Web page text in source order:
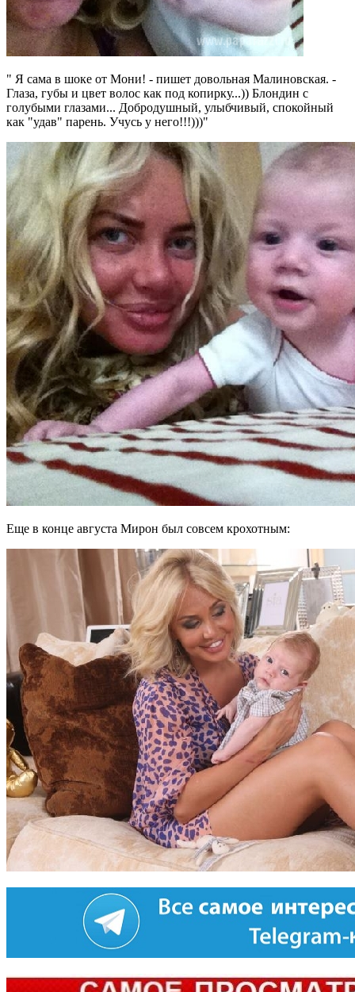
" Я сама в шоке от Мони! - пишет довольная Малиновская. -
Глаза, губы и цвет волос как под копирку...)) Блондин с
голубыми глазами... Добродушный, улыбчивый, спокойный
как "удав" парень. Учусь у него!!!)))"
Еще в конце августа Мирон был совсем крохотным: